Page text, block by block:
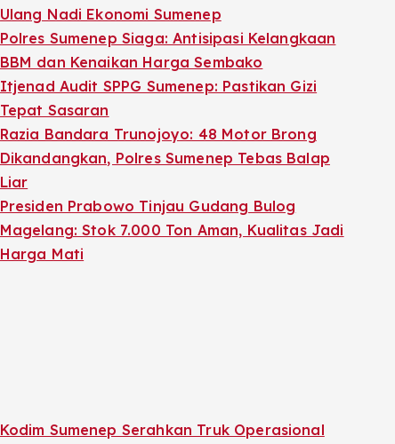
Ulang Nadi Ekonomi Sumenep
Polres Sumenep Siaga: Antisipasi Kelangkaan
BBM dan Kenaikan Harga Sembako
Itjenad Audit SPPG Sumenep: Pastikan Gizi
Tepat Sasaran
Razia Bandara Trunojoyo: 48 Motor Brong
Dikandangkan, Polres Sumenep Tebas Balap
Liar
Presiden Prabowo Tinjau Gudang Bulog
Magelang: Stok 7.000 Ton Aman, Kualitas Jadi
Harga Mati
Kodim Sumenep Serahkan Truk Operasional